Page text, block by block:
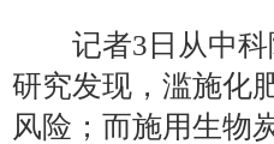
记者3日从中科
研究发现，滥施化
风险；而施用生物